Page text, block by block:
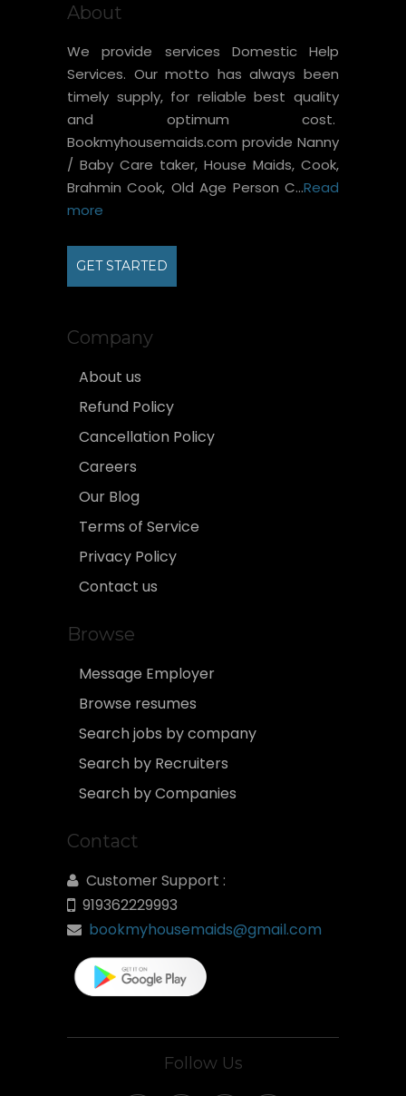
About
We provide services Domestic Help
Services. Our motto has always been
timely supply, for reliable best quality
and optimum cost.
Bookmyhousemaids.com provide Nanny
/ Baby Care taker, House Maids, Cook,
Brahmin Cook, Old Age Person C...Read
more
GET STARTED
Company
About us
Refund Policy
Cancellation Policy
Careers
Our Blog
Terms of Service
Privacy Policy
Contact us
Browse
Message Employer
Browse resumes
Search jobs by company
Search by Recruiters
Search by Companies
Contact
Customer Support :
919362229993
bookmyhousemaids@gmail.com
Follow Us